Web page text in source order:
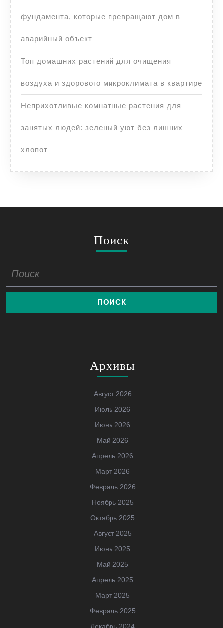
фундамента, которые превращают дом в
аварийный объект
Топ домашних растений для очищения
воздуха и здорового микроклимата в квартире
Неприхотливые комнатные растения для
занятых людей: зеленый уют без лишних
хлопот
Поиск
Архивы
Август 2026
Июль 2026
Июнь 2026
Май 2026
Апрель 2026
Март 2026
Февраль 2026
Ноябрь 2025
Октябрь 2025
Август 2025
Июнь 2025
Май 2025
Апрель 2025
Март 2025
Февраль 2025
Декабрь 2024